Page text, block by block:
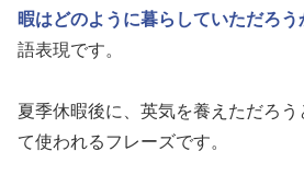
暇はどのように暮らしていただろう
語表現です。
夏季休暇後に、英気を養えただろ
て使われるフレーズです。